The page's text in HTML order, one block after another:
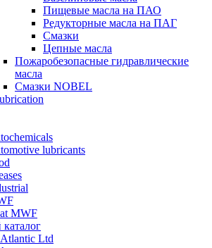
Пищевые масла на ПАО
Редукторные масла на ПАГ
Смазки
Цепные масла
Пожаробезопасные гидравлические
масла
Смазки NOBEL
lubricants
MWF
Ltd